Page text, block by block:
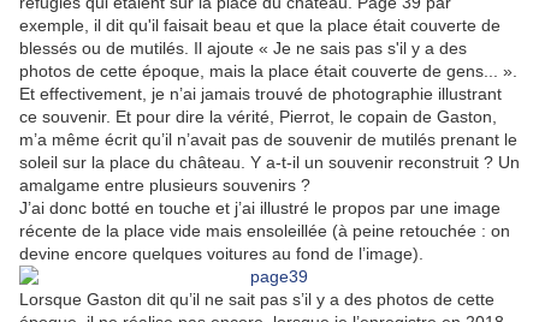
exemple, il dit qu'il faisait beau et que la place était couverte de
blessés ou de mutilés. Il ajoute « Je ne sais pas s'il y a des
photos de cette époque, mais la place était couverte de gens... ».
Et effectivement, je n’ai jamais trouvé de photographie illustrant
ce souvenir. Et pour dire la vérité, Pierrot, le copain de Gaston,
m’a même écrit qu’il n’avait pas de souvenir de mutilés prenant le
soleil sur la place du château. Y a-t-il un souvenir reconstruit ? Un
amalgame entre plusieurs souvenirs ?
J’ai donc botté en touche et j’ai illustré le propos par une image
récente de la place vide mais ensoleillée (à peine retouchée : on
devine encore quelques voitures au fond de l’image).
Lorsque Gaston dit qu’il ne sait pas s’il y a des photos de cette